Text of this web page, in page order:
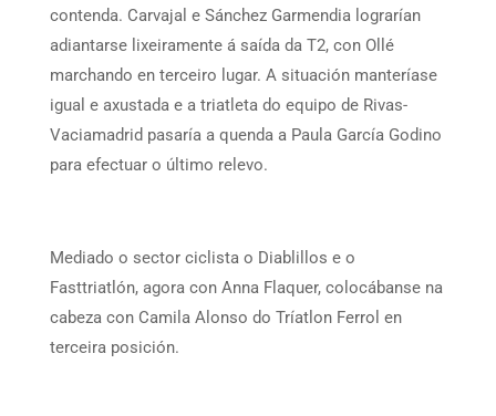
contenda. Carvajal e Sánchez Garmendia lograrían
adiantarse lixeiramente á saída da T2, con Ollé
marchando en terceiro lugar. A situación manteríase
igual e axustada e a triatleta do equipo de Rivas-
Vaciamadrid pasaría a quenda a Paula García Godino
para efectuar o último relevo.
Mediado o sector ciclista o Diablillos e o
Fasttriatlón, agora con Anna Flaquer, colocábanse na
cabeza con Camila Alonso do Tríatlon Ferrol en
terceira posición.